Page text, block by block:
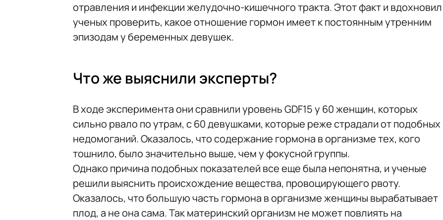
отравления и инфекции желудочно-кишечного тракта. Этот факт и вдохновил
ученых проверить, какое отношение гормон имеет к постоянным утренним
эпизодам у беременных девушек.
Что же выяснили эксперты?
В ходе эксперимента они сравнили уровень GDF15 у 60 женщин, которых
сильно рвало по утрам, с 60 девушками, которые реже страдали от подобных
недомоганий. Оказалось, что содержание гормона в организме тех, кого
тошнило, было значительно выше, чем у фокусной группы.
Однако причина подобных показателей все еще была непонятна, и ученые
решили выяснить происхождение вещества, провоцирующего рвоту.
Оказалось, что большую часть гормона в организме женщины вырабатывает
плод, а не она сама. Так материнский организм не может повлиять на